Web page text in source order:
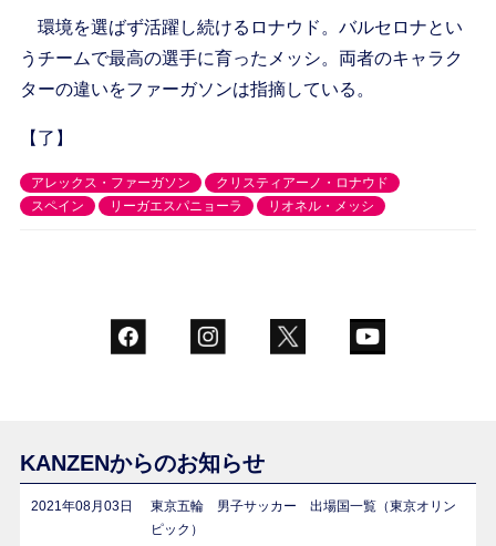
環境を選ばず活躍し続けるロナウド。バルセロナとい
うチームで最高の選手に育ったメッシ。両者のキャラク
ターの違いをファーガソンは指摘している。
【了】
アレックス・ファーガソン
クリスティアーノ・ロナウド
スペイン
リーガエスパニョーラ リオネル・メッシ
KANZENからのお知らせ
2021年08月03日
東京五輪 男子サッカー 出場国一覧（東京オリン
ピック）